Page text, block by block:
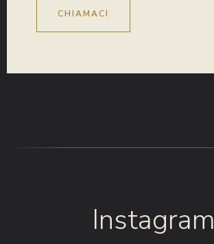
CHIAMACI
Instagram